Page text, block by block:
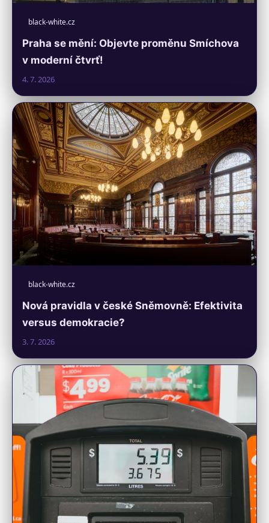
black-white.cz
Praha se mění: Objevte proměnu Smíchova
v moderní čtvrť!
4. 7. 2026
black-white.cz
Nová pravidla v české Sněmovně: Efektivita
versus demokracie?
3. 7. 2026